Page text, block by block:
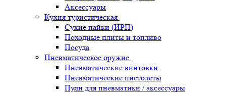
Аксессуары
Кухня туристическая
Сухие пайки (ИРП)
Походные плиты и топливо
Посуда
Пневматическое оружие
Пневматические винтовки
Пневматические пистолеты
Пули для пневматики / аксессуары